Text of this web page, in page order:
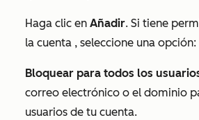
Haga clic en Añadir. Si tiene
la cuenta , seleccione una opción:
Bloquear para todos los
correo electrónico o el dominio
usuarios de tu cuenta.